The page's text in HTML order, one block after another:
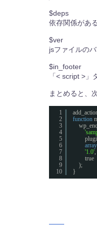
$deps
依存関係があ
$ver
jsファイルの
$in_footer
「< script >」
まとめると、
1
2
3
4
5
6
7
8
9
10
function
array
'1.0',
true
);
}